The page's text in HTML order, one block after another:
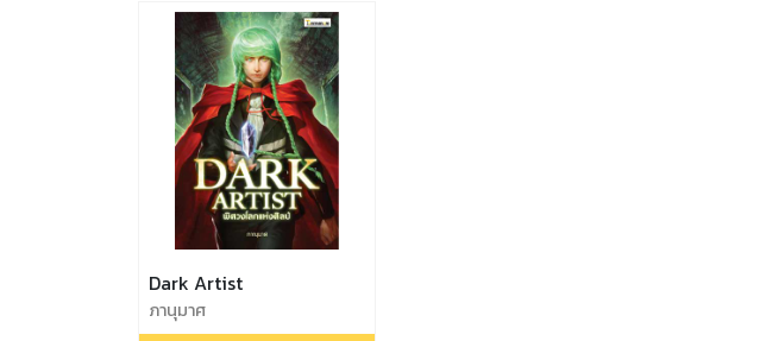
Dark Artist
ภานุมาศ